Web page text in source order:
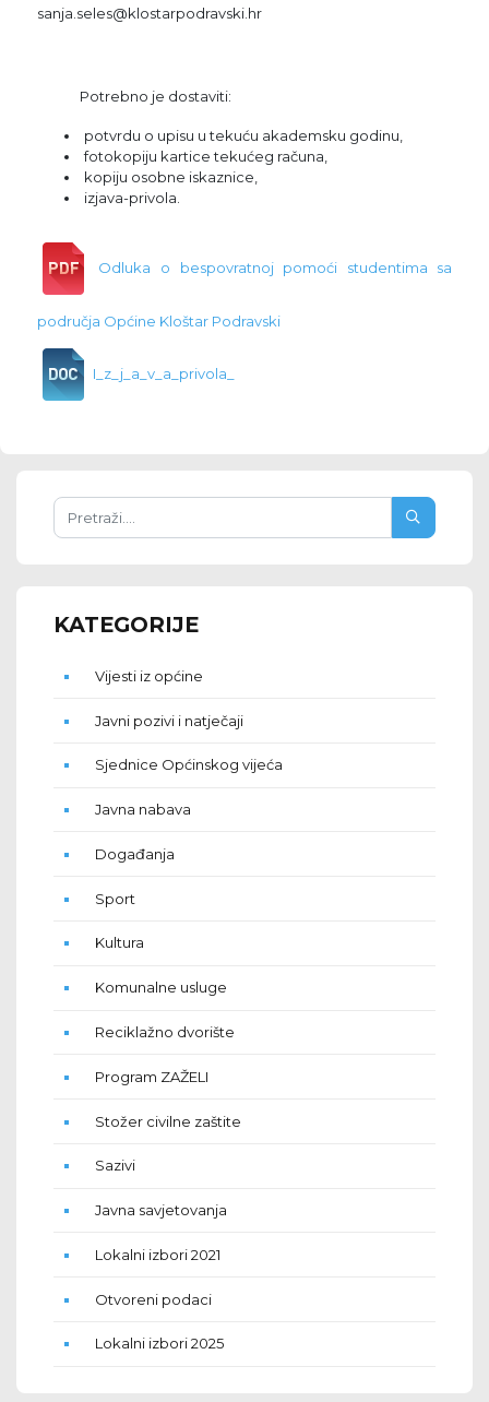
sanja.seles@klostarpodravski.hr
Potrebno je dostaviti:
potvrdu o upisu u tekuću akademsku godinu,
fotokopiju kartice tekućeg računa,
kopiju osobne iskaznice,
izjava-privola.
Odluka o bespovratnoj pomoći studentima sa
područja Općine Kloštar Podravski
I_z_j_a_v_a_privola_
KATEGORIJE
Vijesti iz općine
Javni pozivi i natječaji
Sjednice Općinskog vijeća
Javna nabava
Događanja
Sport
Kultura
Komunalne usluge
Reciklažno dvorište
Program ZAŽELI
Stožer civilne zaštite
Sazivi
Javna savjetovanja
Lokalni izbori 2021
Otvoreni podaci
Lokalni izbori 2025